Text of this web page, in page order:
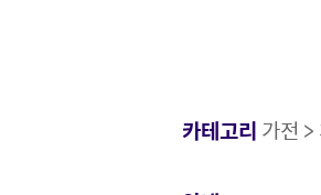
카테고리 가전